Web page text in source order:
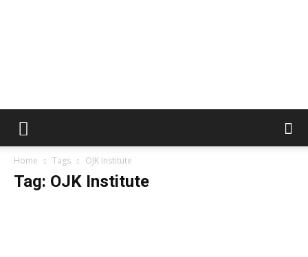
Home Tags OJK Institute
Tag: OJK Institute